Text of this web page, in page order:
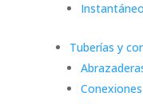
Tuberías y
Conexiones